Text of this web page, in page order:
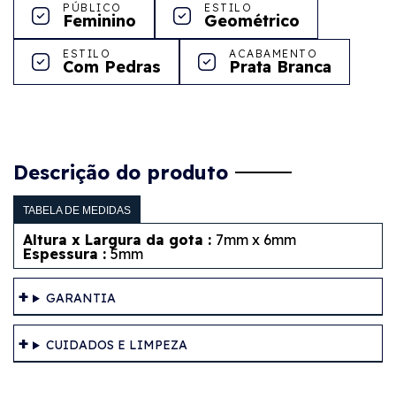
PÚBLICO
Feminino
ESTILO
Geométrico
ESTILO
Com Pedras
ACABAMENTO
Prata Branca
Descrição do produto
TABELA DE MEDIDAS
Altura x Largura da gota : 7mm x 6mm
Espessura :5mm
GARANTIA
CUIDADOS E LIMPEZA